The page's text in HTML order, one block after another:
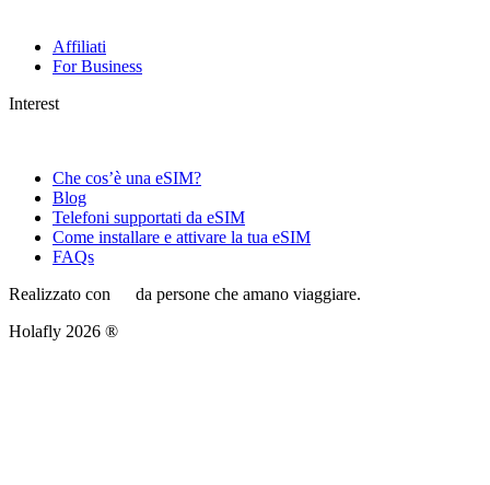
Affiliati
For Business
Interest
Che cos’è una eSIM?
Blog
Telefoni supportati da eSIM
Come installare e attivare la tua eSIM
FAQs
Realizzato con
da persone che amano viaggiare.
Holafly 2026 ®